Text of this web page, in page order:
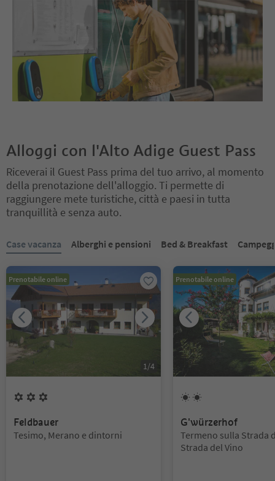
Alloggi con l'Alto Adige Guest Pass
Riceverai il Guest Pass prima del tuo arrivo, al momento
della prenotazione dell'alloggio. Ti permette di
raggiungere mete turistiche, città e paesi in tutta
tranquillità e senza auto.
Case vacanza Alberghi e pensioni Bed & Breakfast
Prenotabile online
1 /4
Feldbauer
Posizione:
Tesimo, Merano e dintorni
Prenotabile online
G'würzerhof
Posizione:
Termeno sulla Strada
Strada del Vino